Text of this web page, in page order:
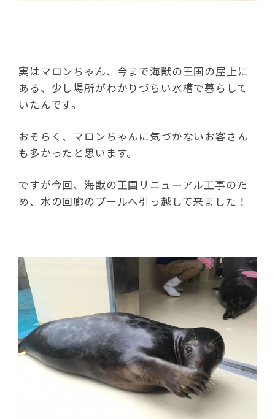
実はマロンちゃん、今まで海獣の王国の屋上に
ある、少し場所がわかりづらい水槽で暮らして
いたんです。
おそらく、マロンちゃんに気づかないお客さん
も多かったと思います。
ですが今回、海獣の王国リニューアル工事のた
め、水の回廊のプールへ引っ越して来ました！